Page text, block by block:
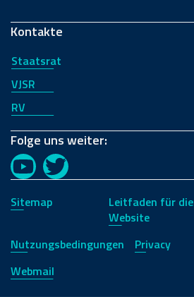
Kontakte
Staatsrat
VJSR
RV
Folge uns weiter:
YouTubeTwitter
Sitemap
Leitfaden für die
Website
Nutzungsbedingungen
Privacy
Webmail